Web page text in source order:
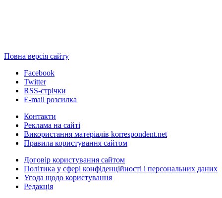
Повна версія сайту
Facebook
Twitter
RSS-стрічки
E-mail розсилка
Контакти
Реклама на сайті
Використання матеріалів korrespondent.net
Правила користування сайтом
Договір користування сайтом
Політика у сфері конфіденційності і персональних даних
Угода щодо користування
Редакція